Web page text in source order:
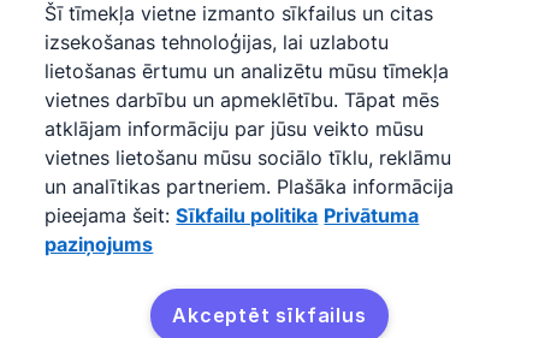
© 2026Pipedrive
Pipedrive
Pakalpojumu sniegšanas noteikumi
Pipedrive
Privātuma paziņojums
Vietnes karte
Sīkfailu politika
Sīkfailu preferences
Pipedrive ir uz tīmekļa bāzes veidota pārdošanas CRM
programma.
Šī tīmekļa vietne izmanto sīkfailus un citas
izsekošanas tehnoloģijas, lai uzlabotu
lietošanas ērtumu un analizētu mūsu tīmekļa
vietnes darbību un apmeklētību. Tāpat mēs
atklājam informāciju par jūsu veikto mūsu
vietnes lietošanu mūsu sociālo tīklu, reklāmu
un analītikas partneriem. Plašāka informācija
pieejama šeit: Sīkfailu politika Privātuma
paziņojums
Akceptēt sīkfailus